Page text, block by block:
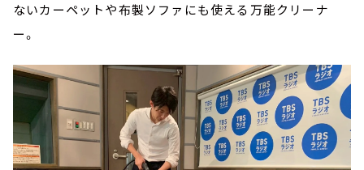
ないカーペットや布製ソファにも使える万能クリーナ
ー。